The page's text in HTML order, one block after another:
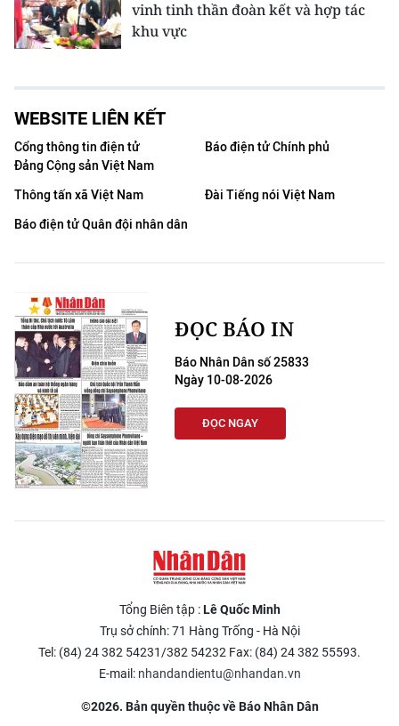
vinh tinh thần đoàn kết và hợp tác
khu vực
WEBSITE LIÊN KẾT
Cổng thông tin điện tử
Đảng Cộng sản Việt Nam
Báo điện tử Chính phủ
Thông tấn xã Việt Nam
Đài Tiếng nói Việt Nam
Báo điện tử Quân đội nhân dân
ĐỌC BÁO IN
Báo Nhân Dân số 25833
Ngày 10-08-2026
ĐỌC NGAY
Tổng Biên tập :Lê Quốc Minh
Trụ sở chính: 71 Hàng Trống - Hà Nội
Tel: (84) 24 382 54231/382 54232 Fax: (84) 24 382 55593.
E-mail: nhandandientu@nhandan.vn
©2026. Bản quyền thuộc về Báo Nhân Dân